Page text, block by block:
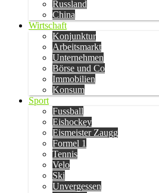
Russland
China
Wirtschaft
Konjunktur
Arbeitsmarkt
Unternehmen
Börse und Co
Immobilien
Konsum
Sport
Fussball
Eishockey
Eismeister Zaugg
Formel 1
Tennis
Velo
Ski
Unvergessen